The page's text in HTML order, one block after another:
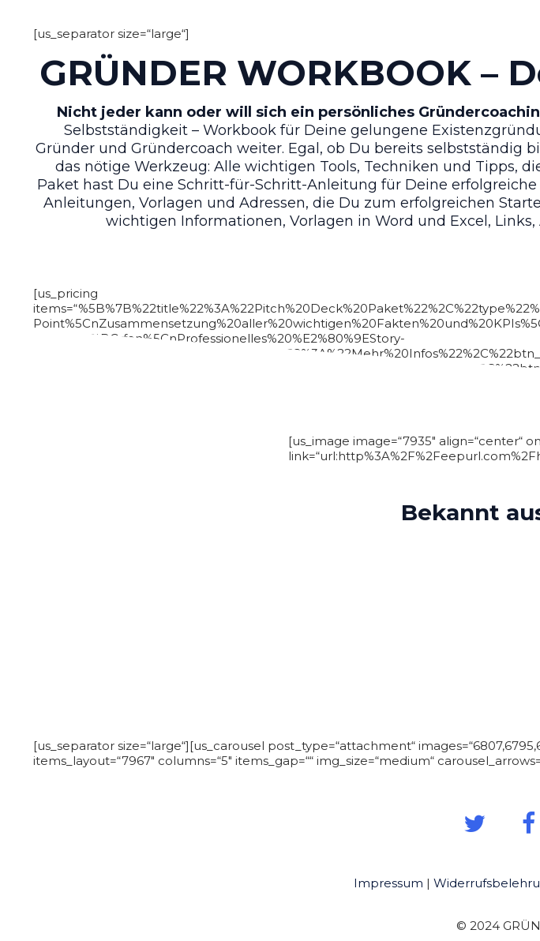
[us_separator size=“large“]
GRÜNDER WORKBOOK –
Nicht jeder kann oder will sich ein persönliches
Selbstständigkeit – Workbook für Deine gelungene
Gründer und Gründercoach weiter. Egal, ob Du bereits selbstständig
das nötige Werkzeug: Alle wichtigen Tools, Techniken und Tipps,
Paket hast Du eine Schritt-für-Schritt-Anleitung für Deine
Anleitungen, Vorlagen und Adressen, die Du zum erfolgreichen
wichtigen Informationen, Vorlagen in Word und Excel,
[us_pricing
Entw%C3%BCrfen%5CnProfessionelles%20%E2%80%9EStory-
[us_image image=“7935″ align=“center“
Bekannt
[us_separator size=“large“][us_carousel post_type=“attachment“
items_layout=“7967″ columns=“5″ items_gap=““ img_size=“medium“
Impressum |
© 2024